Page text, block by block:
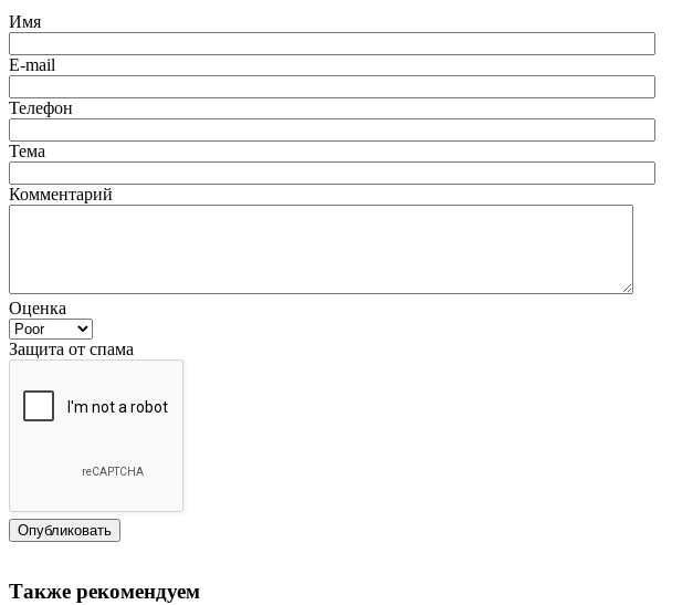
Имя
E-mail
Телефон
Тема
Комментарий
Оценка
Защита от спама
Также рекомендуем